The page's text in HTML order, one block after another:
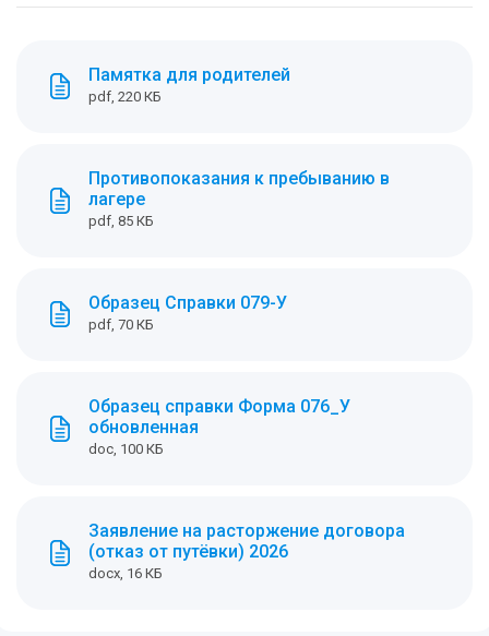
Памятка для родителей
pdf, 220 КБ
Противопоказания к пребыванию в
лагере
pdf, 85 КБ
Образец Справки 079-У
pdf, 70 КБ
Образец справки Форма 076_У
обновленная
doc, 100 КБ
Заявление на расторжение договора
(отказ от путёвки) 2026
docx, 16 КБ